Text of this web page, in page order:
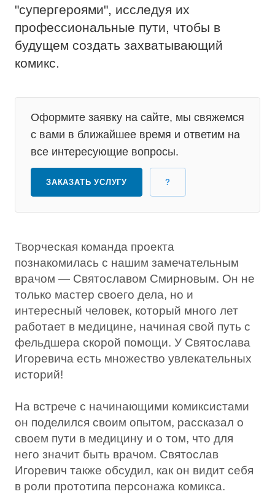
"супергероями", исследуя их
профессиональные пути, чтобы в
будущем создать захватывающий
комикс.
Оформите заявку на сайте, мы свяжемся
с вами в ближайшее время и ответим на
все интересующие вопросы.
ЗАКАЗАТЬ УСЛУГУ ?
Творческая команда проекта
познакомилась с нашим замечательным
врачом — Святославом Смирновым. Он не
только мастер своего дела, но и
интересный человек, который много лет
работает в медицине, начиная свой путь с
фельдшера скорой помощи. У Святослава
Игоревича есть множество увлекательных
историй!
На встрече с начинающими комиксистами
он поделился своим опытом, рассказал о
своем пути в медицину и о том, что для
него значит быть врачом. Святослав
Игоревич также обсудил, как он видит себя
в роли прототипа персонажа комикса.